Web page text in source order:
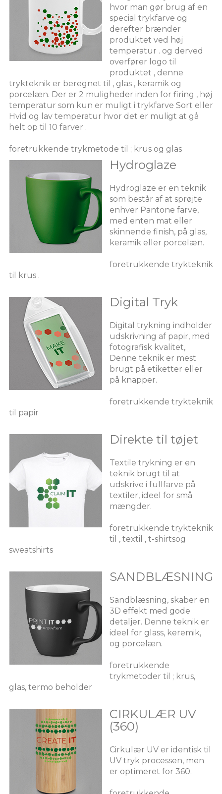
hvor man gør brug af en
special trykfarve og
derefter brænder
produktet ved høj
temperatur . og derved
overfører logo til
produktet , denne
trykteknik er beregnet til , glas , keramik og
porcelæn. Der er 2 muligheder inden for firing , høj
temperatur som kun er muligt i trykfarve Sort eller
Hvid og lav temperatur hvor det er muligt at gå
helt op til 10 farver .
foretrukkende trykmetode til ; krus og glas
Hydroglaze
Hydroglaze er en teknik
som består af at sprøjte
enhver Pantone farve,
med enten mat eller
skinnende finish, på glas,
keramik eller porcelæn.
foretrukkende trykteknik
til krus .
Digital Tryk
Digital trykning indholder
udskrivning af papir, med
fotografisk kvalitet,
Denne teknik er mest
brugt på etiketter eller
på knapper.
foretrukkende trykteknik
til papir
Direkte til tøjet
Textile trykning er en
teknik brugt til at
udskrive i fullfarve på
textiler, ideel for små
mængder.
foretrukkende trykteknik
til , textil , t-shirtsog
sweatshirts
SANDBLÆSNING
Sandblæsning, skaber en
3D effekt med gode
detaljer. Denne teknik er
ideel for glass, keremik,
og porcelæn.
foretrukkende
trykmetoder til ; krus,
glas, termo beholder
CIRKULÆR UV
(360)
Cirkulær UV er identisk til
UV tryk processen, men
er optimeret for 360.